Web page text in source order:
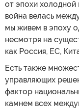
от эпохи холодной
война велась
мы живем в эпоху
несмотря на
как Россия, ЕС,
Есть также
управляющих
фактор
камнем всех